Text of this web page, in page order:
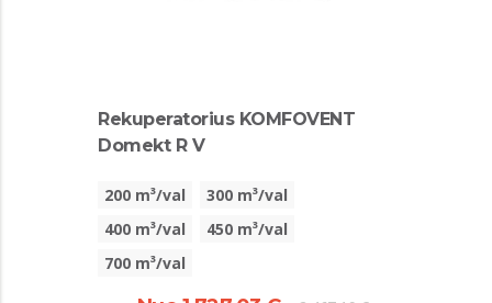
Rekuperatorius KOMFOVENT
Domekt R V
200 m³/val
300 m³/val
400 m³/val
450 m³/val
700 m³/val